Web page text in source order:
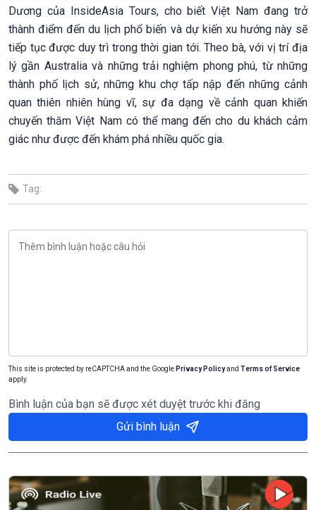
Dương của InsideAsia Tours, cho biết Việt Nam đang trở
thành điểm đến du lịch phổ biến và dự kiến xu hướng này sẽ
tiếp tục được duy trì trong thời gian tới. Theo bà, với vị trí địa
lý gần Australia và những trải nghiệm phong phú, từ những
thành phố lịch sử, những khu chợ tấp nập đến những cảnh
quan thiên nhiên hùng vĩ, sự đa dạng về cảnh quan khiến
chuyến thăm Việt Nam có thể mang đến cho du khách cảm
giác như được đến khám phá nhiều quốc gia.
Tag:
This site is protected by reCAPTCHA and the Google Privacy Policyand Terms of Service
apply.
Bình luận của bạn sẽ được xét duyệt trước khi đăng
Gửi bình luận